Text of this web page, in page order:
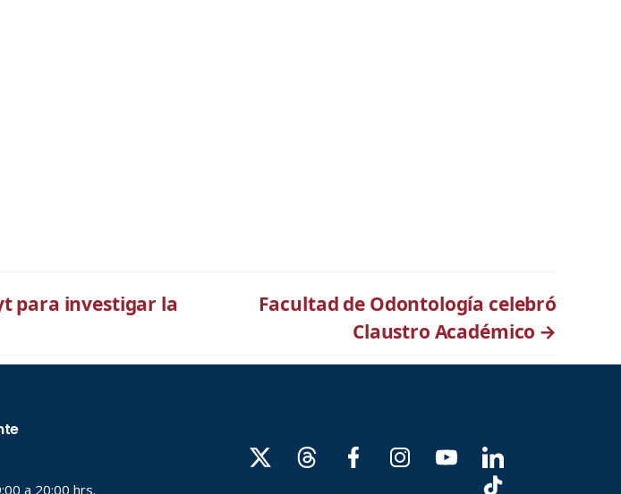
para investigar la
Facultad de Odontología celebró
Claustro Académico →